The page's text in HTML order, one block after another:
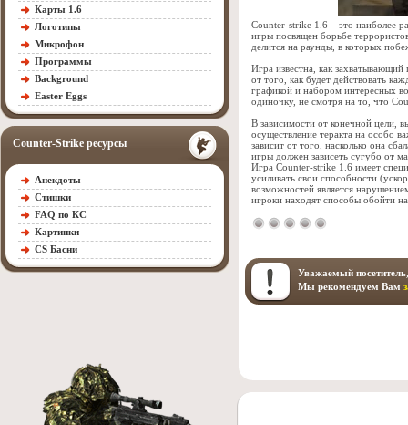
Карты 1.6
Логотипы
Микрофон
Программы
Background
Easter Eggs
Counter-Strike ресурсы
Анекдоты
Стишки
FAQ по КС
Картинки
CS Басни
Counter-strike 1.6 – это наиболее
игры посвящен борьбе
делится на раунды, в которых
Игра известна, как
от того, как будет действовать
графикой и набором интересных
одиночку, не смотря на то, что
В зависимости от конечной цели,
осуществление теракта на особо
зависит от того, насколько она
игры должен зависеть сугубо от
Игра Counter-strike 1.6 имеет
усиливать свои способности
возможностей является
игроки находят способы обойти
Уважаемый
Мы рекомендуем Вам